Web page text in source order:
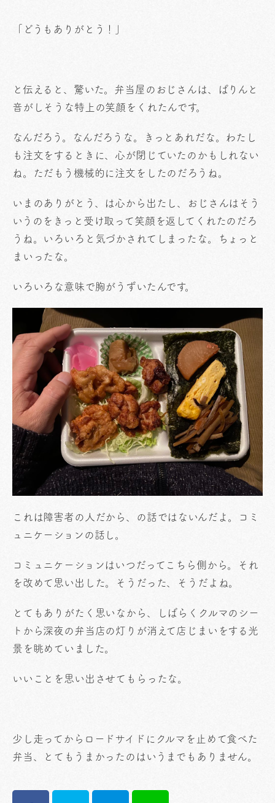
「どうもありがとう！」
と伝えると、驚いた。弁当屋のおじさんは、ぱりんと
音がしそうな特上の笑顔をくれたんです。
なんだろう。なんだろうな。きっとあれだな。わたし
も注文をするときに、心が閉じていたのかもしれない
ね。ただもう機械的に注文をしたのだろうね。
いまのありがとう、は心から出たし、おじさんはそう
いうのをきっと受け取って笑顔を返してくれたのだろ
うね。いろいろと気づかされてしまったな。ちょっと
まいったな。
いろいろな意味で胸がうずいたんです。
これは障害者の人だから、の話ではないんだよ。コミ
ュニケーションの話し。
コミュニケーションはいつだってこちら側から。それ
を改めて思い出した。そうだった、そうだよね。
とてもありがたく思いなから、しばらくクルマのシー
トから深夜の弁当店の灯りが消えて店じまいをする光
景を眺めていました。
いいことを思い出させてもらったな。
少し走ってからロードサイドにクルマを止めて食べた
弁当、とてもうまかったのはいうまでもありません。